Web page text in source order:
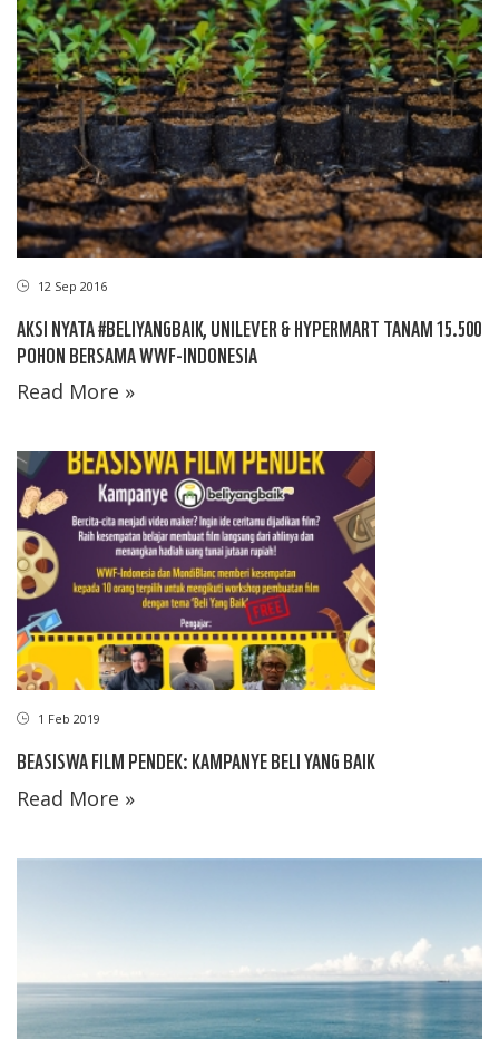
12 Sep 2016
AKSI NYATA #BELIYANGBAIK, UNILEVER & HYPERMART TANAM 15.500
POHON BERSAMA WWF-INDONESIA
Read More »
1 Feb 2019
BEASISWA FILM PENDEK: KAMPANYE BELI YANG BAIK
Read More »